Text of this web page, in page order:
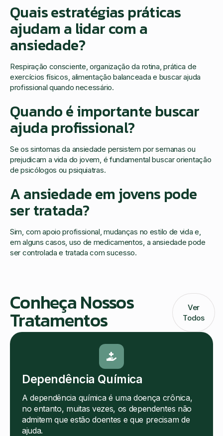
Quais estratégias práticas
ajudam a lidar com a
ansiedade?
Respiração consciente, organização da rotina, prática de
exercícios físicos, alimentação balanceada e buscar ajuda
profissional quando necessário.
Quando é importante buscar
ajuda profissional?
Se os sintomas da ansiedade persistem por semanas ou
prejudicam a vida do jovem, é fundamental buscar orientação
de psicólogos ou psiquiatras.
A ansiedade em jovens pode
ser tratada?
Sim, com apoio profissional, mudanças no estilo de vida e,
em alguns casos, uso de medicamentos, a ansiedade pode
ser controlada e tratada com sucesso.
Conheça Nossos
Tratamentos
Ver
Todos
Dependência Química
A dependência química é uma doença crônica,
no entanto, muitas vezes, os dependentes não
admitem que estão doentes e que precisam de
ajuda.